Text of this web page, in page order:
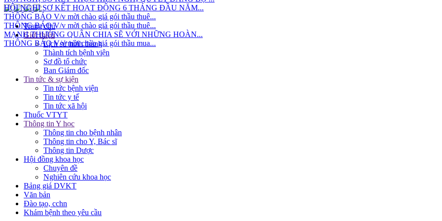
Trang chủ
Giới thiệu
Lịch sử hình thành
Thành tích bệnh viện
Sơ đồ tổ chức
Ban Giám đốc
Tin tức & sự kiện
Tin tức bệnh viện
Tin tức y tế
Tin tức xã hội
Thuốc VTYT
Thông tin Y học
Thông tin cho bệnh nhân
Thông tin cho Y, Bác sĩ
Thông tin Dược
Hội đồng khoa học
Chuyên đề
Nghiên cứu khoa học
Bảng giá DVKT
Văn bản
Đào tạo, cchn
Khám bệnh theo yêu cầu
THÔNG BÁO V/v mời chào giá gói thầu thuê...
THÔNG BÁO V/v mời chào giá gói thầu thuê...
MẠNH THƯỜNG QUÂN CHIA SẼ VỚI NHỮNG HOÀN...
THÔNG BÁO V/v mời chào giá gói thầu mua...